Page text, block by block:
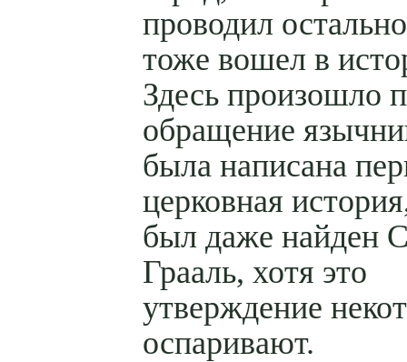
проводил
тоже вошел в
Здесь произошло
обращение
была написана
церковная
был даже найден
Грааль, хотя это
утверждение
оспаривают.